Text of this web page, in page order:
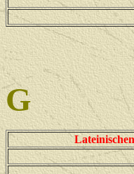
G